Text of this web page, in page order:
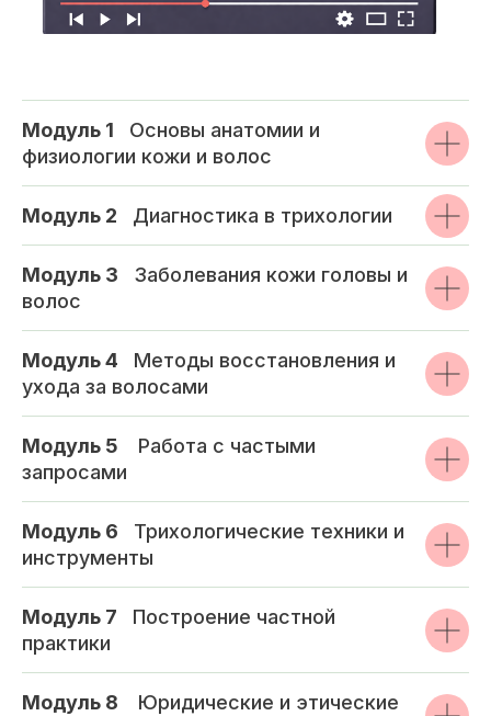
Модуль 1
Основы анатомии и
физиологии кожи и волос
Модуль 2 Диагностика в трихологии
Модуль 3
Заболевания кожи головы и
волос
Модуль 4
Методы восстановления и
ухода за волосами
Модуль 5
Работа с частыми
запросами
Модуль 6
Трихологические техники и
инструменты
Модуль 7
Построение частной
практики
Модуль 8
Юридические и этические